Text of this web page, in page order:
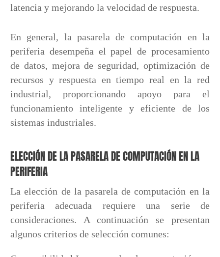
latencia y mejorando la velocidad de respuesta.
En general, la pasarela de computación en la
periferia desempeña el papel de procesamiento
de datos, mejora de seguridad, optimización de
recursos y respuesta en tiempo real en la red
industrial, proporcionando apoyo para el
funcionamiento inteligente y eficiente de los
sistemas industriales.
ELECCIÓN DE LA PASARELA DE COMPUTACIÓN EN LA
PERIFERIA
La elección de la pasarela de computación en la
periferia adecuada requiere una serie de
consideraciones. A continuación se presentan
algunos criterios de selección comunes: